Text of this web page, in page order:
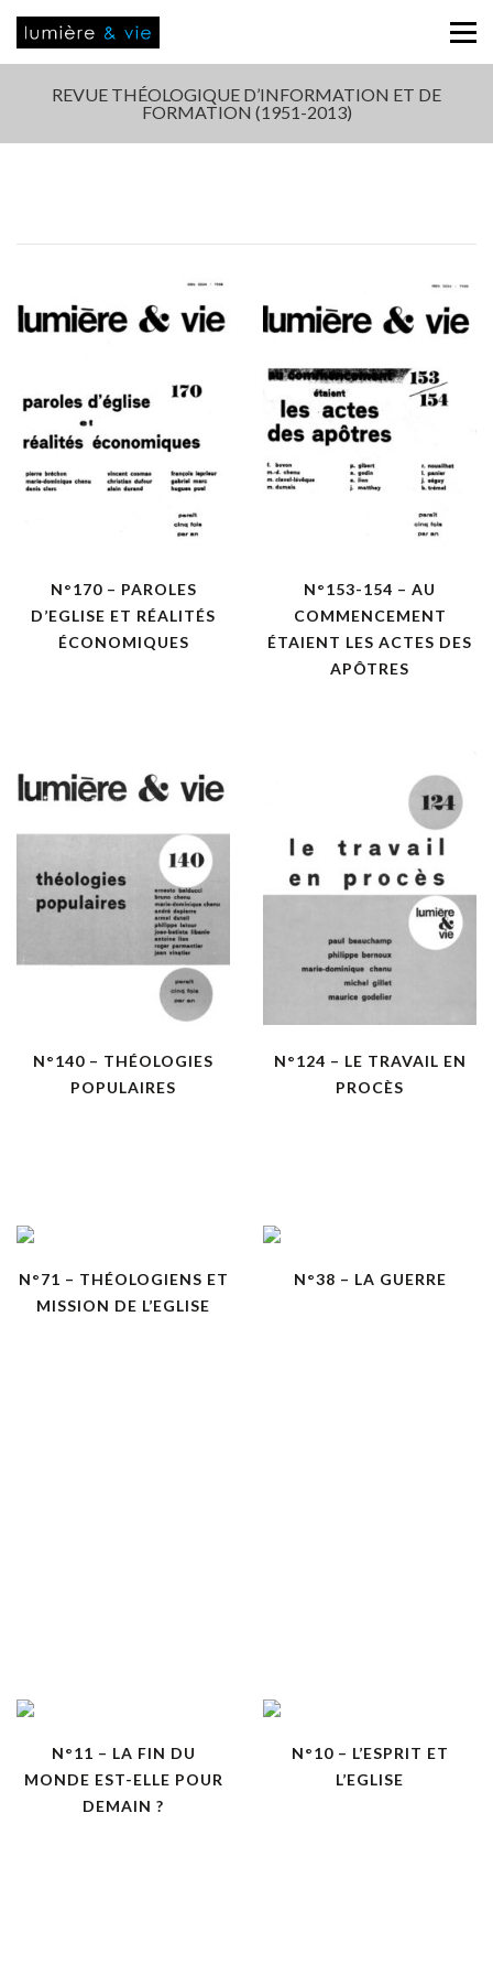
REVUE THÉOLOGIQUE D’INFORMATION ET DE
FORMATION (1951-2013)
N°170 – PAROLES
D’EGLISE ET RÉALITÉS
ÉCONOMIQUES
N°153-154 – AU
COMMENCEMENT
ÉTAIENT LES ACTES DES
APÔTRES
N°140 – THÉOLOGIES
POPULAIRES
N°124 – LE TRAVAIL EN
PROCÈS
N°71 – THÉOLOGIENS ET
MISSION DE L’EGLISE
N°38 – LA GUERRE
N°11 – LA FIN DU
MONDE EST-ELLE POUR
DEMAIN ?
N°10 – L’ESPRIT ET
L’EGLISE